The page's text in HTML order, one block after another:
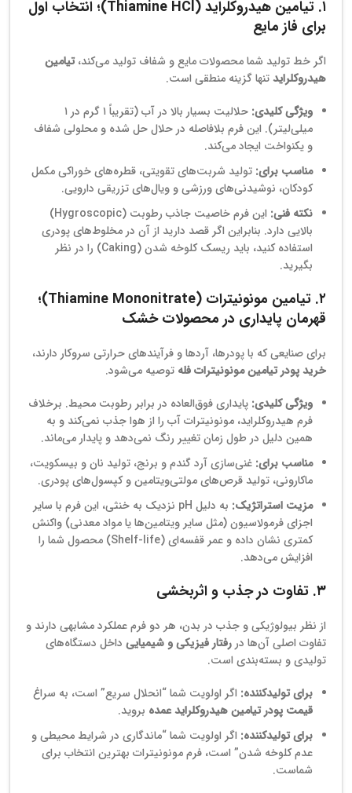
۱. تیامین هیدروکلراید (Thiamine HCl)؛ انتخاب اول
برای فاز مایع
اگر خط تولید شما محصولات مایع و شفاف تولید می‌کند،تیامین
هیدروکلرایدتنها گزینه منطقی است.
ویژگی کلیدی:
حلالیت بسیار بالا در آب (تقریباً ۱ گرم در ۱
میلی‌لیتر). این فرم بلافاصله در حلال حل شده و محلولی شفاف
و یکنواخت ایجاد می‌کند.
مناسب برای: تولید شربت‌های تقویتی، قطره‌های خوراکی مکمل
کودکان، نوشیدنی‌های ورزشی و ویال‌های تزریقی دارویی.
نکته فنی:
این فرم خاصیت جاذب رطوبت (Hygroscopic)
بالایی دارد. بنابراین اگر قصد دارید از آن در مخلوط‌های پودری
استفاده کنید، باید ریسک کلوخه شدن (Caking) را در نظر
بگیرید.
۲. تیامین مونونیترات (Thiamine Mononitrate)؛
قهرمان پایداری در محصولات خشک
برای صنایعی که با پودرها، آردها و فرآیندهای حرارتی سروکار دارند،
خرید پودر تیامین مونونیترات فله توصیه می‌شود.
ویژگی کلیدی: پایداری فوق‌العاده در برابر رطوبت محیط. برخلاف
فرم هیدروکلراید، مونونیترات آب را از هوا جذب نمی‌کند و به
همین دلیل در طول زمان تغییر رنگ نمی‌دهد و پایدار می‌ماند.
مناسب برای: غنی‌سازی آرد گندم و برنج، تولید نان و بیسکویت،
ماکارونی، تولید قرص‌های مولتی‌ویتامین و کپسول‌های پودری.
مزیت استراتژیک:
به دلیل pH نزدیک به خنثی، این فرم با سایر
اجزای فرمولاسیون (مثل سایر ویتامین‌ها یا مواد معدنی) واکنش
کمتری نشان داده و عمر قفسه‌ای (Shelf-life) محصول شما را
افزایش می‌دهد.
۳. تفاوت در جذب و اثربخشی
از نظر بیولوژیکی و جذب در بدن، هر دو فرم عملکرد مشابهی دارند و
تفاوت اصلی آن‌ها در رفتار فیزیکی و شیمیایی داخل دستگاه‌های
تولیدی و بسته‌بندی است.
برای تولیدکننده: اگر اولویت شما “انحلال سریع” است، به سراغ
قیمت پودر تیامین هیدروکلراید عمده بروید.
برای تولیدکننده: اگر اولویت شما “ماندگاری در شرایط محیطی و
عدم کلوخه شدن” است، فرم مونونیترات بهترین انتخاب برای
شماست.